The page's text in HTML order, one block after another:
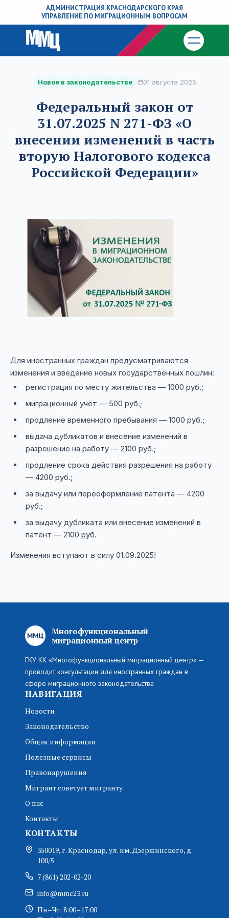
АДМИНИСТРАЦИЯ КРАСНОДАРСКОГО КРАЯ
УПРАВЛЕНИЕ ПО МИГРАЦИОННЫМ ВОПРОСАМ
Новое в законодательстве 01 августа 2025
Федеральный закон от
31.07.2025 N 271-ФЗ «О
внесении изменений в часть
вторую Налогового кодекса
Российской Федерации»
Для иностранных граждан предусматриваются
изменения и введение новых государственных пошлин:
регистрация по месту жительства — 1000 руб.;
миграционный учёт — 500 руб.;
продление временного пребывания — 1000 руб.;
выдача дубликатов и внесение изменений в
разрешение на работу — 2100 руб.;
продление срока действия разрешения на работу
— 4200 руб.;
за выдачу или переоформление патента — 4200
руб.;
за выдачу дубликата или внесение изменений в
патент — 2100 руб.
Изменения вступают в силу 01.09.2025!
Многофункциональный
миграционный центр
ГКУ КК «Многофункциональный миграционный центр» —
проводит консультации для иностранных граждан в
сфере миграционного законодательства
НАВИГАЦИЯ
Новости
Законодательство
Общая информация
Полезные сервисы
Правонарушения
Мигрант советует мигранту
О нас
Контакты
КОНТАКТЫ
350019, г. Краснодар, ул. им. Дзержинского, д.
100/5
7 (861) 202-02-20
info@mmc23.ru
Пн–Чт: 8:00–17:00